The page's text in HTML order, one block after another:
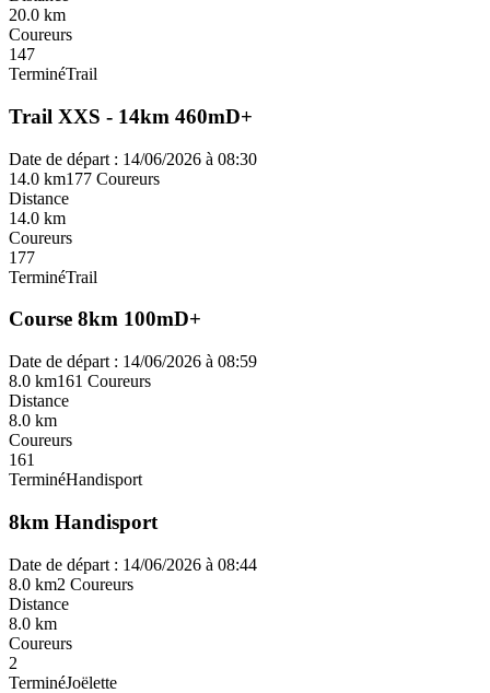
20.0 km
Coureurs
147
TerminéTrail
Trail XXS - 14km 460mD+
Date de départ : 14/06/2026 à 08:30
14.0 km177 Coureurs
Distance
14.0 km
Coureurs
177
TerminéTrail
Course 8km 100mD+
Date de départ : 14/06/2026 à 08:59
8.0 km161 Coureurs
Distance
8.0 km
Coureurs
161
TerminéHandisport
8km Handisport
Date de départ : 14/06/2026 à 08:44
8.0 km2 Coureurs
Distance
8.0 km
Coureurs
2
TerminéJoëlette